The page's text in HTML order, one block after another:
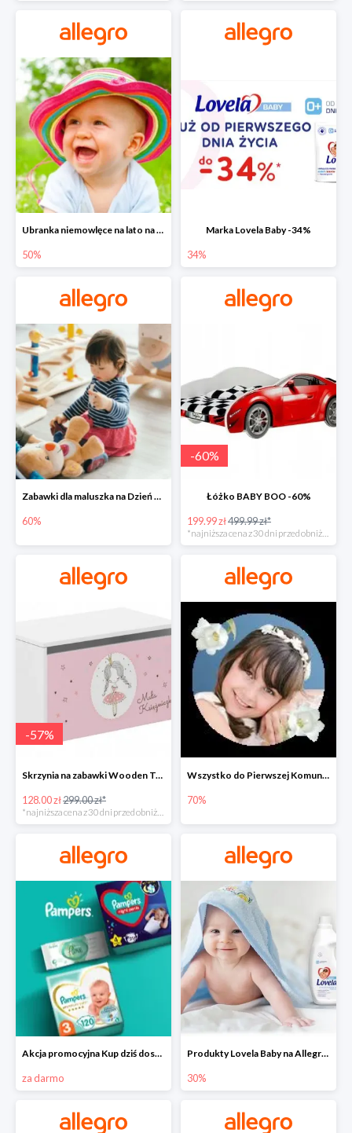
Ubranka niemowlęce na lato na Allegro do -50%
50%
Marka Lovela Baby -34%
34%
Zabawki dla maluszka na Dzień Dziecka na Allegro do -60%
60%
-60%
Łóżko BABY BOO -60%
199.99 zł499.99 zł*
*najniższa cena z 30 dni przed obniżką
-57%
Skrzynia na zabawki Wooden Toys -57%
128.00 zł299.00 zł*
Wszystko do Pierwszej Komunii na Allegro do -70%
70%
Akcja promocyjna Kup dziś dostawa jutro
za darmo
Produkty Lovela Baby na Allegro do -30%
30%